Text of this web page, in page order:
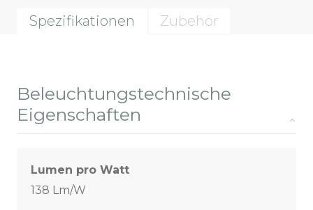
Spezifikationen Zubehör
Beleuchtungstechnische
Eigenschaften
Lumen pro Watt
138 Lm/W